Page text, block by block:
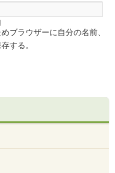
ブラウザーに自分の名前、
する。